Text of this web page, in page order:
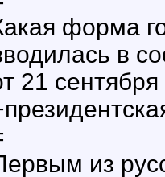
форма
в
21
из